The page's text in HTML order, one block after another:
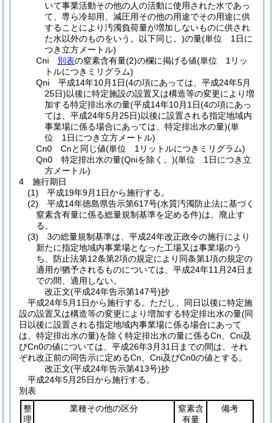
いて事業活動その他の人の活動に使用された水であっ
て、専ら冷却用、減圧用その他の用途でその用途に供
することにより汚濁負荷量が増加しないものに供され
た水以外のものをいう。以下同じ。)の量(単位 1日に
つき立方メートル)
Cni 別表の窒素含有量(2)の欄に掲げる値(単位 1リッ
トルにつきミリグラム)
Qni 平成14年10月1日(4の項にあっては、平成24年5月
25日)以後に特定施設の設置又は構造等の変更により増
加する特定排出水の量(平成14年10月1日(4の項にあっ
ては、平成24年5月25日)以後に設置される指定地域内
事業場に係る場合にあっては、特定排出水の量)(単
位 1日につき立方メートル)
Cn0 Cnと同じ値(単位 1リットルにつきミリグラム)
Qn0 特定排出水の量(Qniを除く。)(単位 1日につき立
方メートル)
4 施行期日
(1) 平成19年9月1日から施行する。
(2) 平成14年徳島県告示第617号(水質汚濁防止法に基づく
窒素含有量に係る総量規制基準を定める件)は、廃止す
る。
(3) 3の総量規制基準は、平成24年改正政令の施行により
新たに指定地域内事業場となった工場又は事業場のう
ち、防止法第12条第2項の規定により同条第1項の規定の
適用が猶予されるものについては、平成24年11月24日ま
での間、適用しない。
改正文(平成24年告示第147号)抄
平成24年5月1日から施行する。ただし、同日以後に特定施
設の設置又は構造等の変更により増加する特定排出水の量(同
日以後に設置される指定地域内事業場に係る場合にあって
は、特定排出水の量)を除く特定排出水の量に係るCn、Cni及
びCn0の値については、平成26年3月31日までの間は、それ
ぞれ改正前の同告示に定めるCn、Cni及びCn0の値とする。
改正文(平成24年告示第413号)抄
平成24年5月25日から施行する。
別表
整
理
業種その他の区分
窒素含
有量
備考